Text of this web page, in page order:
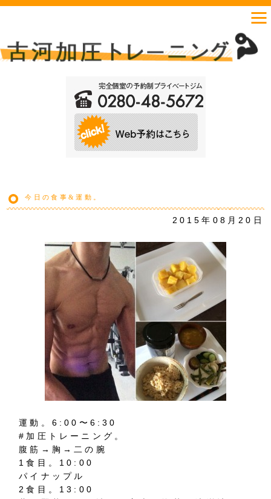
今日の食事&運動。
2015年08月20日
運動。6:00〜6:30
#加圧トレーニング。
腹筋→胸→二の腕
1食目。10:00
パイナップル
2食目。13:00